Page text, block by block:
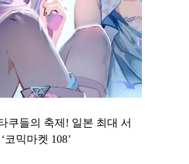
쿠들의 축제! 일본 최대 서
코믹마켓 108’